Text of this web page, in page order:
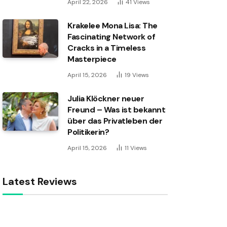
April 22, 2026 41 Views
Krakelee Mona Lisa: The
Fascinating Network of
Cracks in a Timeless
Masterpiece
April 15, 2026 19 Views
Julia Klöckner neuer
Freund – Was ist bekannt
über das Privatleben der
Politikerin?
April 15, 2026 11 Views
Latest Reviews